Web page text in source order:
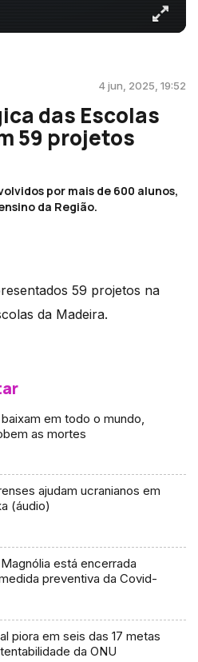
4 jun, 2025, 19:52
das Escolas
59 projetos
por mais de 600 alunos,
da Região.
59 projetos na
da Madeira.
em todo o mundo,
as mortes
ajudam ucranianos em
(áudio)
está encerrada
preventiva da Covid-
piora em seis das 17 metas
da ONU